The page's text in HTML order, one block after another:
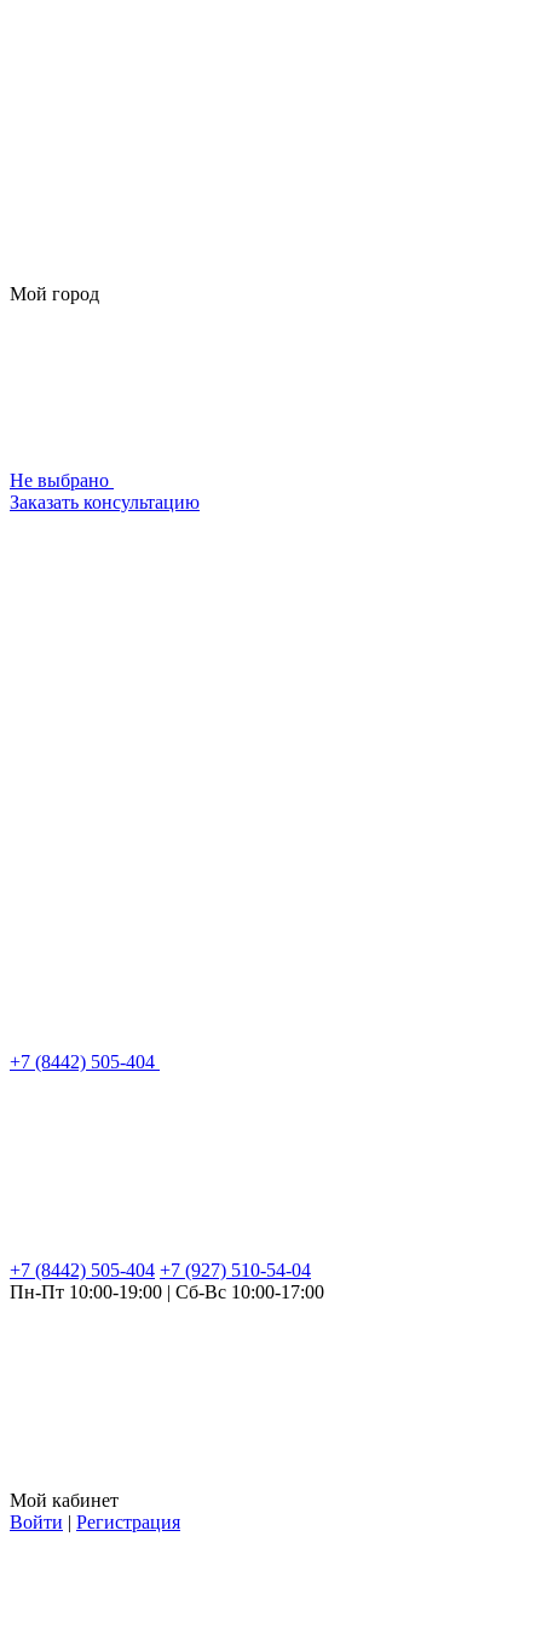
Мой город
Не выбрано
Заказать консультацию
+7 (8442) 505-404
+7 (8442) 505-404 +7 (927) 510-54-04
Пн-Пт 10:00-19:00 | Сб-Вс 10:00-17:00
Мой кабинет
Войти | Регистрация